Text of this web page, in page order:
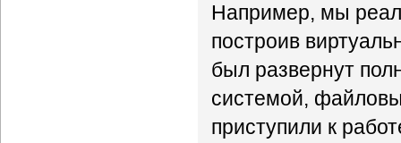
Например, мы
построив
был развернут
системой,
приступили к